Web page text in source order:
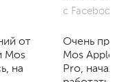
от
Mos
на
с Facebook
Очень
Mos
Pro, начал